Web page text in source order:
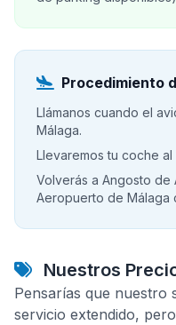
Procedimiento
Llámanos cuando el
Málaga.
Llevaremos tu coche
Volverás a Angosto de
Aeropuerto de Málaga
Nuestros
Pensarías que nuestro
servicio extendido,